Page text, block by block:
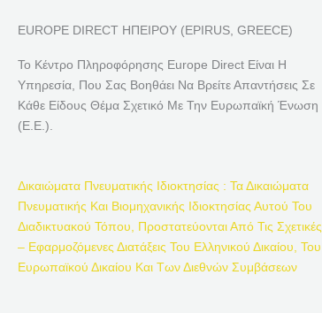
EUROPE DIRECT ΗΠΕΙΡΟΥ (EPIRUS, GREECE)
Το Κέντρο Πληροφόρησης Europe Direct Είναι Η
Υπηρεσία, Που Σας Βοηθάει Να Βρείτε Απαντήσεις Σε
Κάθε Είδους Θέμα Σχετικό Με Την Ευρωπαϊκή Ένωση
(Ε.Ε.).
Δικαιώματα Πνευματικής Ιδιοκτησίας : Τα Δικαιώματα
Πνευματικής Και Βιομηχανικής Ιδιοκτησίας Αυτού Του
Διαδικτυακού Τόπου, Προστατεύονται Από Τις Σχετικές
– Εφαρμοζόμενες Διατάξεις Του Ελληνικού Δικαίου, Του
Ευρωπαϊκού Δικαίου Και Των Διεθνών Συμβάσεων